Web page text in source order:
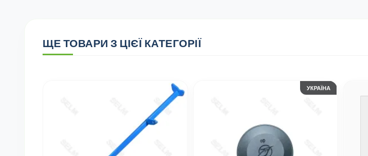
ЩЕ ТОВАРИ З ЦІЄЇ КАТЕГОРІЇ
УКРАЇНА